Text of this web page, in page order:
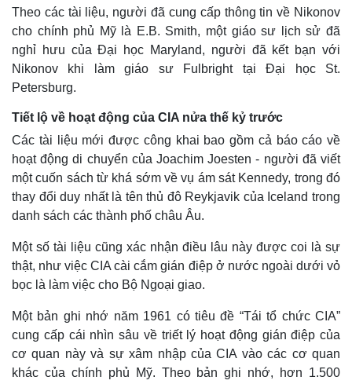
Bóng đá
Lịch thi đấu bóng đá
Thế giới thể thao
eSports
Xe máy
Tư vấn
Theo các tài liệu, người đã cung cấp thông tin về Nikonov
cho chính phủ Mỹ là E.B. Smith, một giáo sư lịch sử đã
nghỉ hưu của Đại học Maryland, người đã kết bạn với
Nikonov khi làm giáo sư Fulbright tại Đại học St.
Petersburg.
Tiết lộ về hoạt động của CIA nửa thế kỷ trước
Các tài liệu mới được công khai bao gồm cả báo cáo về
hoạt động di chuyển của Joachim Joesten - người đã viết
một cuốn sách từ khá sớm về vụ ám sát Kennedy, trong đó
thay đổi duy nhất là tên thủ đô Reykjavik của Iceland trong
danh sách các thành phố châu Âu.
Một số tài liệu cũng xác nhận điều lâu này được coi là sự
thật, như việc CIA cài cắm gián điệp ở nước ngoài dưới vỏ
bọc là làm việc cho Bộ Ngoại giao.
Một bản ghi nhớ năm 1961 có tiêu đề “Tái tổ chức CIA”
cung cấp cái nhìn sâu về triết lý hoạt động gián điệp của
cơ quan này và sự xâm nhập của CIA vào các cơ quan
khác của chính phủ Mỹ. Theo bản ghi nhớ, hơn 1.500